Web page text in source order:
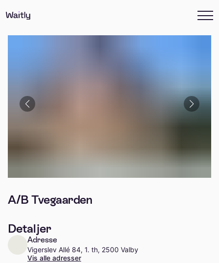
A/B Tvegaarden
Detaljer
Adresse
Vigerslev Allé 84, 1. th, 2500 Valby
Vis alle adresser